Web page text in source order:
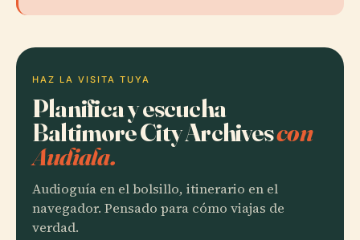
HAZ LA VISITA TUYA
Planifica y escucha
Baltimore City Archivescon
Audiala.
Audioguía en el bolsillo, itinerario en el
navegador. Pensado para cómo viajas de
verdad.